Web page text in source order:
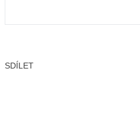
SDÍLET